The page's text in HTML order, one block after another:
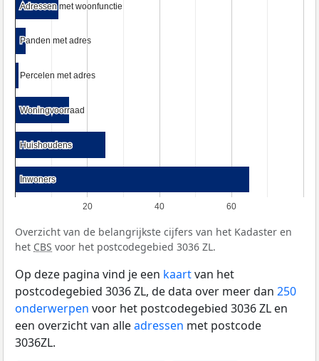
20 40 60
Adressen met woonfunctie
Adressen met woonfunctie
Panden met adres
Panden met adres
Percelen met adres
Percelen met adres
Woningvoorraad
Woningvoorraad
Huishoudens
Huishoudens
Inwoners
Inwoners
Overzicht van de belangrijkste cijfers van het Kadaster en
het CBS voor het postcodegebied 3036 ZL.
Op deze pagina vind je een kaartvan het
postcodegebied 3036 ZL, de data over meer dan 250
onderwerpen voor het postcodegebied 3036 ZL en
een overzicht van alleadressen met postcode
3036ZL.